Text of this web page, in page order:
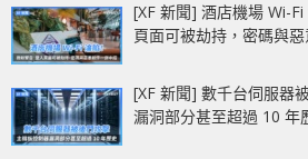
[XF 新聞] 酒店機場 Wi-
頁面可被劫持，密碼與
[XF 新聞] 數千台伺服器
漏洞部分甚至超過 10 年